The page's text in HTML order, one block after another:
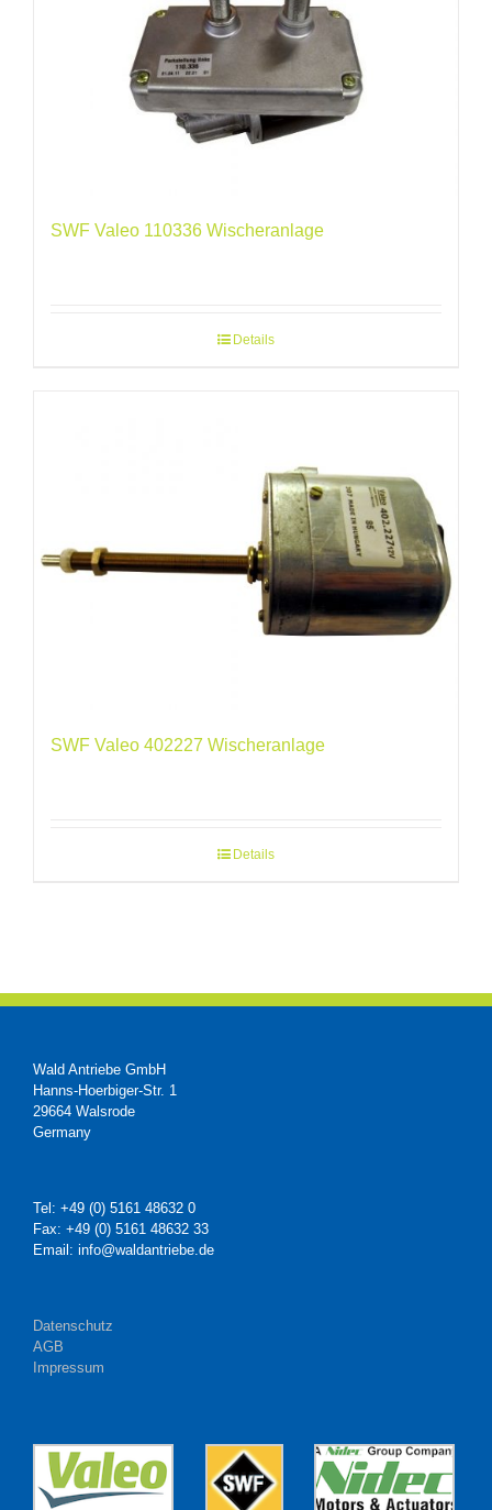
SWF Valeo 110336 Wischeranlage
Details
SWF Valeo 402227 Wischeranlage
Details
Wald Antriebe GmbH
Hanns-Hoerbiger-Str. 1
29664 Walsrode
Germany
Tel: +49 (0) 5161 48632 0
Fax: +49 (0) 5161 48632 33
Email: info@waldantriebe.de
Datenschutz
AGB
Impressum